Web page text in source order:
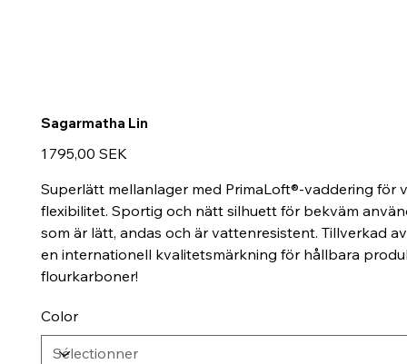
Sagarmatha Lin
Prix
1 795,00 SEK
Superlätt mellanlager med PrimaLoft®-vaddering för
flexibilitet. Sportig och nätt silhuett för bekväm
som är lätt, andas och är vattenresistent. Tillverkad
en internationell kvalitetsmärkning för hållbara
flourkarboner!
Color